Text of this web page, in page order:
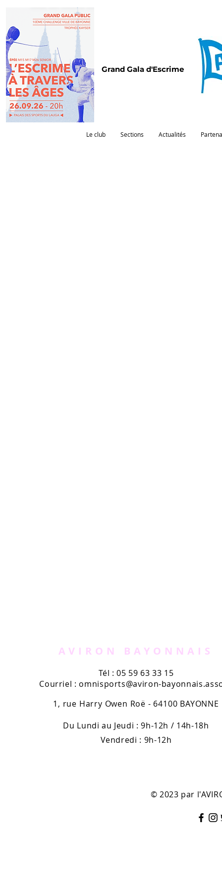
Grand Gala d'Escrime
Le club Sections Actualités
AVIRON BAYONNAIS
Tél : 05 59 63 33 15
Courriel : omnisports@aviron-
1, rue Harry Owen Roë - 64100 BAYONNE
Du Lundi au Jeudi : 9h-12h / 14h-18h
Vendredi : 9h-12h
© 2023 par